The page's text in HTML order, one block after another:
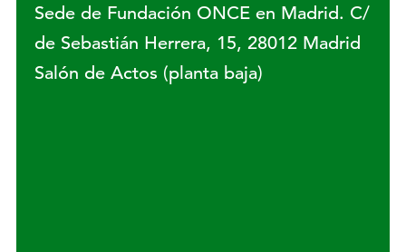
Sede de Fundación ONCE en Madrid. C/
de Sebastián Herrera, 15, 28012 Madrid
Salón de Actos (planta baja)